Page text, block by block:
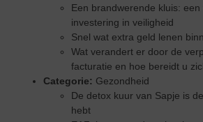
Een brandwerende kluis: een
investering in veiligheid
Snel wat extra geld lenen
Wat verandert er door de
facturatie en hoe bereidt u
Categorie: Gezondheid
De detox kuur van Sapje is
hebt